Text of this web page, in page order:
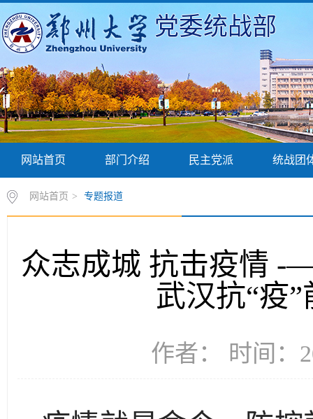
党委统战部
网站首页 部门介绍 民主党派 统战团
网站首页 > 专题报道
众志成城 抗击疫情 -
武汉抗“疫
作者： 时间：